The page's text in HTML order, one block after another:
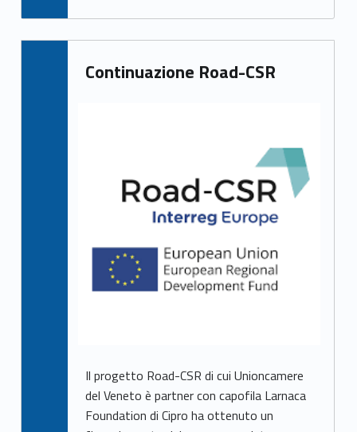
Continuazione Road-CSR
Il progetto Road-CSR di cui Unioncamere
del Veneto è partner con capofila Larnaca
Foundation di Cipro ha ottenuto un